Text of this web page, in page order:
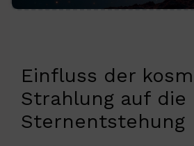
Einfluss der
Strahlung auf die
Sternentstehung